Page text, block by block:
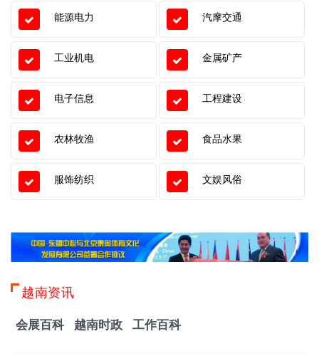
能源电力 汽摩交通
工业机电 金属矿产
电子信息 工程建设
农林牧渔 食品水果
服饰纺织 文娱风俗
越南资讯
会展百科 越南时政 工作百科